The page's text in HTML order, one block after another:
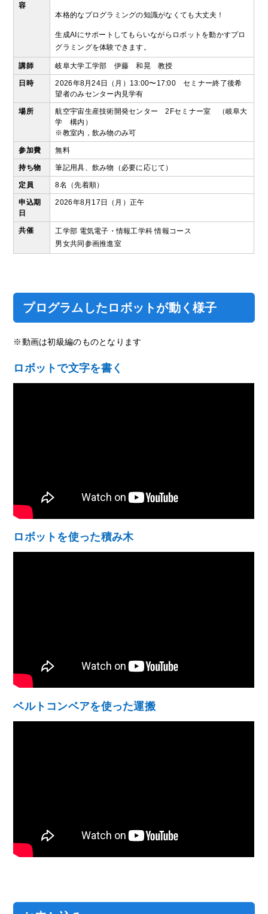
容
本格的なプログラミングの知識がなくても大丈夫！
生成AIにサポートしてもらいながらロボットを動かすプロ
グラミングを体験できます。
講師 岐阜大学工学部 伊藤 和晃 教授
日時
2026年8月24日（月）13:00〜17:00 セミナー終了後希
望者のみセンター内見学有
場所
航空宇宙生産技術開発センター 2Fセミナー室 （岐阜大
学 構内）
※教室内，飲み物のみ可
参加費 無料
持ち物 筆記用具、飲み物（必要に応じて）
定員 8名（先着順）
申込期
日
2026年8月17日（月）正午
共催
工学部 電気電子・情報工学科 情報コース
男女共同参画推進室
プログラムしたロボットが動く様子
※動画は初級編のものとなります
ロボットで文字を書く
ロボットを使った積み木
ベルトコンベアを使った運搬